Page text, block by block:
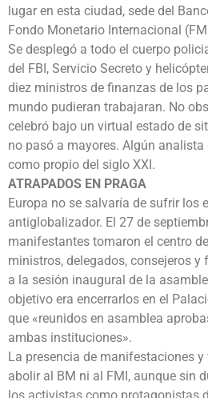
lugar en esta ciudad, sede del
Fondo Monetario Internacional
Se desplegó a todo el cuerpo
del FBI, Servicio Secreto y
diez ministros de finanzas de los
mundo pudieran trabajaran. No
celebró bajo un virtual estado de
no pasó a mayores. Algún
como propio del siglo XXI.
ATRAPADOS EN PRAGA
Europa no se salvaría de sufrir los
antiglobalizador. El 27 de
manifestantes tomaron el centro
ministros, delegados, consejeros
a la sesión inaugural de la
objetivo era encerrarlos en el
que «reunidos en asamblea
ambas instituciones».
La presencia de manifestaciones
abolir al BM ni al FMI, aunque sin
los activistas como protagonistas